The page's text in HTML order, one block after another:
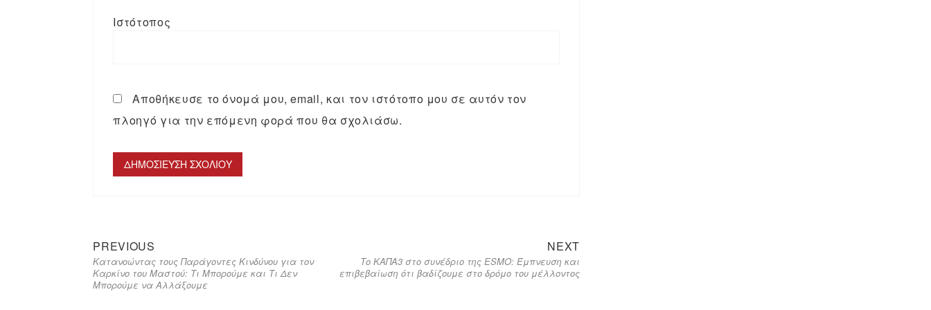
Ιστότοπος
Αποθήκευσε το όνομά μου, email, και τον ιστότοπο μου σε αυτόν τον
πλοηγό για την επόμενη φορά που θα σχολιάσω.
PREVIOUS
Κατανοώντας τους Παράγοντες Κινδύνου για τον
Καρκίνο του Μαστού: Τι Μπορούμε και Τι Δεν
Μπορούμε να Αλλάξουμε
NEXT
Το ΚΑΠΑ3 στο συνέδριο της ESMO: Έμπνευση και
επιβεβαίωση ότι βαδίζουμε στο δρόμο του μέλλοντος